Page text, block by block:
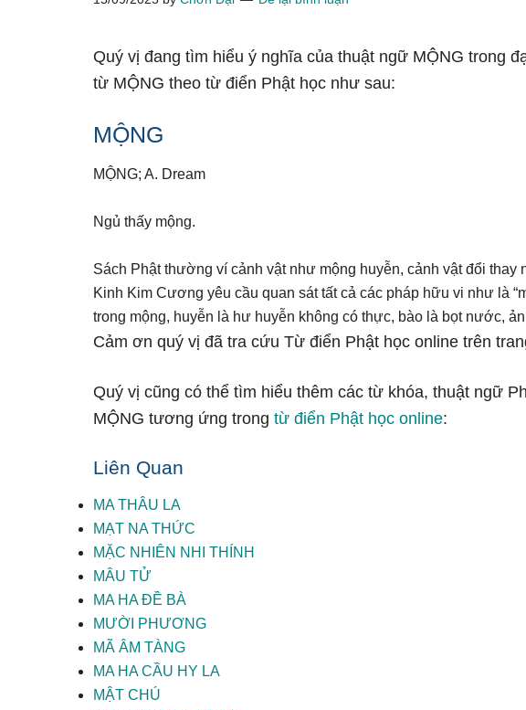
Quý vị đang tìm hiểu ý nghĩa của thuật ngữ MỘNG trong
từ MỘNG theo từ điển Phật học như sau:
MỘNG
MỘNG; A. Dream
Ngủ thấy mộng.
Sách Phật thường ví cảnh vật như mộng huyễn, cảnh vật đổi thay
Kinh Kim Cương yêu cầu quan sát tất cả các pháp hữu vi như là
trong mộng, huyễn là hư huyễn không có thực, bào là bọt nước,
Cảm ơn quý vị đã tra cứu Từ điển Phật học online trên
Quý vị cũng có thể tìm hiểu thêm các từ khóa, thuật ngữ
MỘNG tương ứng trong từ điển Phật học online:
Liên Quan
MA THÂU LA
MẠT NA THỨC
MẶC NHIÊN NHI THÍNH
MÂU TỬ
MA HA ĐỀ BÀ
MƯỜI PHƯƠNG
MÃ ÂM TÀNG
MA HA CẦU HY LA
MẬT CHÚ